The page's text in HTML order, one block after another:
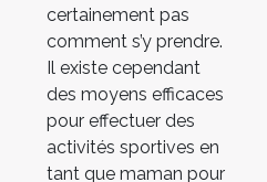
certainement pas
comment s’y prendre.
Il existe cependant
des moyens efficaces
pour effectuer des
activités sportives en
tant que maman pour